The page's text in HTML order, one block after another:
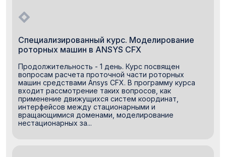
Специализированный курс. Моделирование
роторных машин в ANSYS CFX
Продолжительность - 1 день. Курс посвящен
вопросам расчета проточной части роторных
машин средствами Ansys CFX. В программу курса
входит рассмотрение таких вопросов, как
применение движущихся систем координат,
интерфейсов между стационарными и
вращающимися доменами, моделирование
нестационарных за...